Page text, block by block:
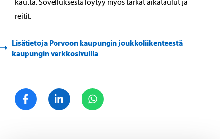
reitit.
Lisätietoja Porvoon kaupungin joukkoliikenteestä
kaupungin verkkosivuilla
Jaa FacebookJaa LinkedIn